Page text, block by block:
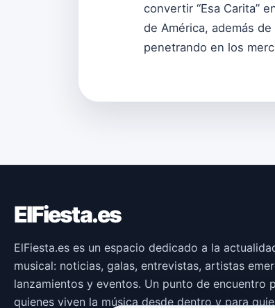
convertir “Esa Carita”
de América, además
penetrando en los
ElFiesta.es
ElFiesta.es es un espacio dedicado a la
musical: noticias, galas, entrevistas, artistas
lanzamientos y eventos. Un punto de encuentro
quienes viven la música desde dentro y para